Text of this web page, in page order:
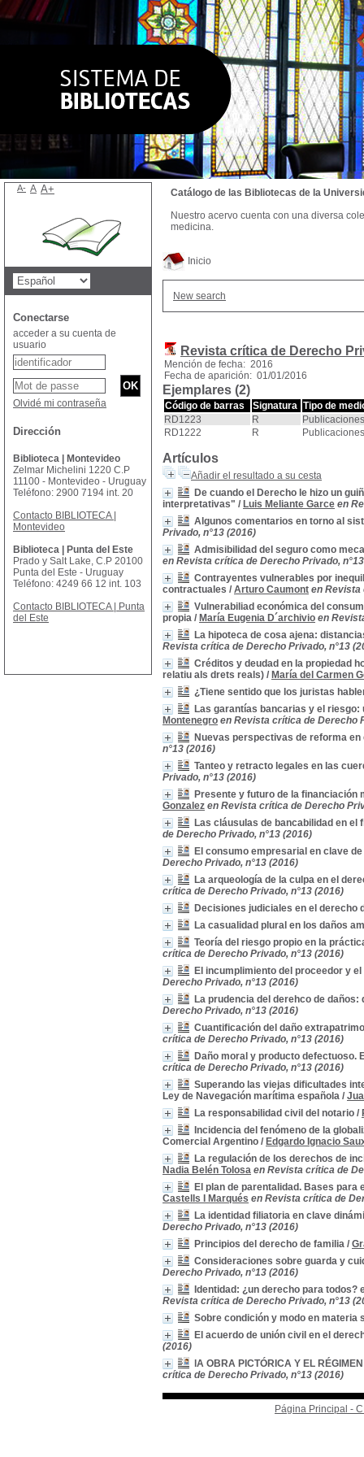
Inicio
New search
Revista crítica de Derecho
Mención de fecha: 2016
Fecha de aparición: 01/01/2016
Ejemplares (2)
Código de barras Signatura Tipo de
RD1223
R
RD1222
R
Artículos
Añadir el resultado a su cesta
De cuando el Derecho le hizo un
interpretativas" / Luis Meliante Garce en
Algunos comentarios en torno al
Privado, n°13 (2016)
Admisibilidad del seguro como
en Revista crítica de Derecho Privado,
Contrayentes vulnerables por
contractuales / Arturo Caumont en Revista
Vulnerabiliad económica del
propia / María Eugenia D´archivio en
La hipoteca de cosa ajena:
Revista crítica de Derecho Privado, n°13
Créditos y deudad en la propiedad
relatiu als drets reals) / María del Carmen
¿Tiene sentido que los juristas
Las garantías bancarias y el
Montenegro en Revista crítica de Derecho
Nuevas perspectivas de reforma
n°13 (2016)
Tanteo y retracto legales en las
Privado, n°13 (2016)
Presente y futuro de la
Gonzalez en Revista crítica de Derecho
Las cláusulas de bancabilidad en
de Derecho Privado, n°13 (2016)
El consumo empresarial en clave
Derecho Privado, n°13 (2016)
La arqueología de la culpa en el
crítica de Derecho Privado, n°13 (2016)
Decisiones judiciales en el derecho
La casualidad plural en los daños
Teoría del riesgo propio en la
crítica de Derecho Privado, n°13 (2016)
El incumplimiento del proceedor y
Derecho Privado, n°13 (2016)
La prudencia del derehco de
Derecho Privado, n°13 (2016)
Cuantificación del daño
crítica de Derecho Privado, n°13 (2016)
Daño moral y producto defectuoso.
crítica de Derecho Privado, n°13 (2016)
Superando las viejas dificultades
Ley de Navegación marítima española /
La responsabilidad civil del notario /
Incidencia del fenómeno de la
Comercial Argentino / Edgardo Ignacio
La regulación de los derechos de
Nadia Belén Tolosa en Revista crítica de
El plan de parentalidad. Bases
Castells I Marqués en Revista crítica de
La identidad filiatoria en clave
Derecho Privado, n°13 (2016)
Principios del derecho de familia /
Consideraciones sobre guarda y
Derecho Privado, n°13 (2016)
Identidad: ¿un derecho para
Revista crítica de Derecho Privado, n°13
Sobre condición y modo en materia
El acuerdo de unión civil en el
(2016)
lA OBRA PICTÓRICA Y EL
crítica de Derecho Privado, n°13 (2016)
Página Principal -
Catálogo de las Bibliotecas de la
Nuestro acervo cuenta con una diversa
medicina.
A- A A+
Conectarse
acceder a su cuenta de
usuario
Olvidé mi contraseña
Dirección
Biblioteca | Montevideo
Zelmar Michelini 1220 C.P
11100 - Montevideo - Uruguay
Teléfono: 2900 7194 int. 20
Contacto BIBLIOTECA |
Montevideo
Biblioteca | Punta del Este
Prado y Salt Lake, C.P 20100
Punta del Este - Uruguay
Teléfono: 4249 66 12 int. 103
Contacto BIBLIOTECA | Punta
del Este